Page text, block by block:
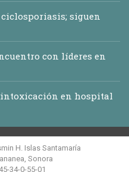
ciclosporiasis; siguen
con líderes en
en hospital
H. Islas Santamaría
Sonora
34-0-55-01